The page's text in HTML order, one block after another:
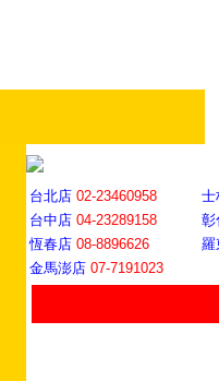
台北店 02-23460958 士
台中店 04-23289158 彰
恆春店 08-8896626 羅
金馬澎店 07-7191023